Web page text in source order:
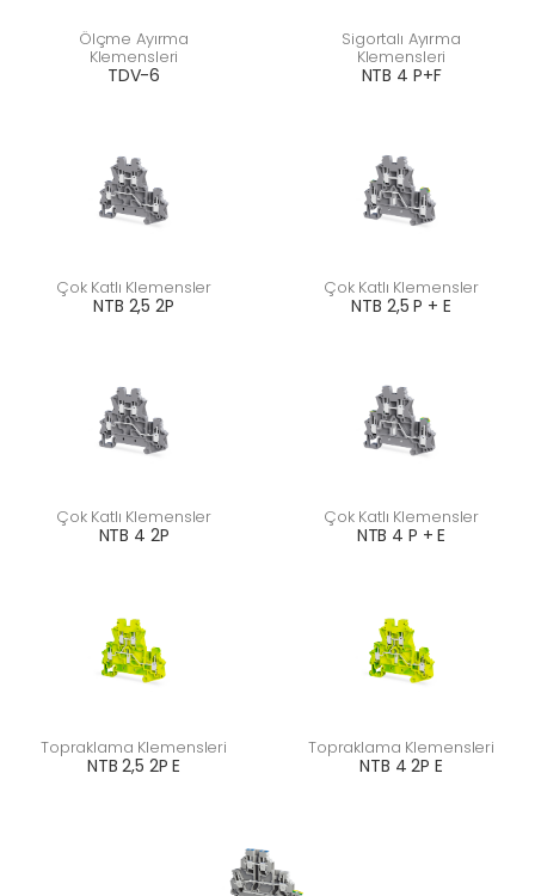
Ölçme Ayırma
Klemensleri
TDV-6
Sigortalı Ayırma
Klemensleri
NTB 4 P+F
Çok Katlı Klemensler
NTB 2,5 2P
Çok Katlı Klemensler
NTB 2,5 P + E
Çok Katlı Klemensler
NTB 4 2P
Çok Katlı Klemensler
NTB 4 P + E
Topraklama Klemensleri
NTB 2,5 2P E
Topraklama Klemensleri
NTB 4 2P E